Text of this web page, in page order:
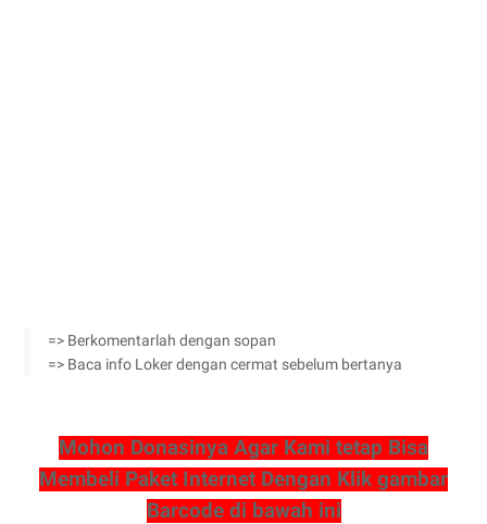
=> Berkomentarlah dengan sopan
=> Baca info Loker dengan cermat sebelum bertanya
Mohon Donasinya Agar Kami tetap Bisa
Membeli Paket Internet Dengan Klik gambar
Barcode di bawah ini